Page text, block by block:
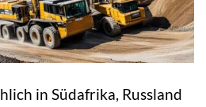
in Südafrika, Russland